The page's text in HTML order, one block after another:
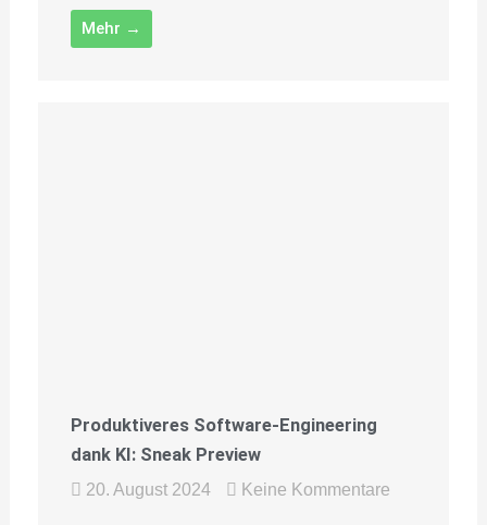
Mehr →
Produktiveres Software-Engineering
dank KI: Sneak Preview
20. August 2024 Keine Kommentare